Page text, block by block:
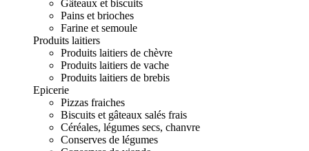
Gâteaux et biscuits
Pains et brioches
Farine et semoule
Produits laitiers
Produits laitiers de chèvre
Produits laitiers de vache
Produits laitiers de brebis
Epicerie
Pizzas fraiches
Biscuits et gâteaux salés frais
Céréales, légumes secs, chanvre
Conserves de légumes